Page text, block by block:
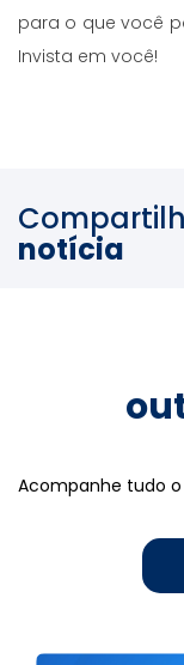
para o que você
Invista em você!
notícia
Acompanhe tudo o